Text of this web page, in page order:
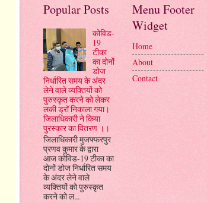
Popular Posts
कोविड-
19
टीका
का दोनों
डोज
निर्धारित समय के अंदर
लेने वाले व्यक्तियों को
पुरुस्कृत करने को लेकर
लकी ड्रॉ निकाला गया।
जिलाधिकारी ने किया
पुरस्कार का वितरण ।।
जिलाधिकारी मुजफ्फरपुर
प्रणव कुमार के द्वारा
आज कोविड-19 टीका का
दोनों डोज निर्धारित समय
के अंदर लेने वाले
व्यक्तियों को पुरुस्कृत
करने को ल...
Menu Footer
Widget
Home
About
Contact